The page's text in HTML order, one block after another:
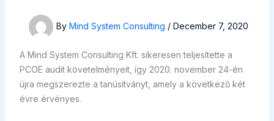
By Mind System Consulting / December 7, 2020
A Mind System Consulting Kft. sikeresen teljesítette a
PCOE audit követelményeit, így 2020. november 24-én
újra megszerezte a tanúsítványt, amely a következő két
évre érvényes.